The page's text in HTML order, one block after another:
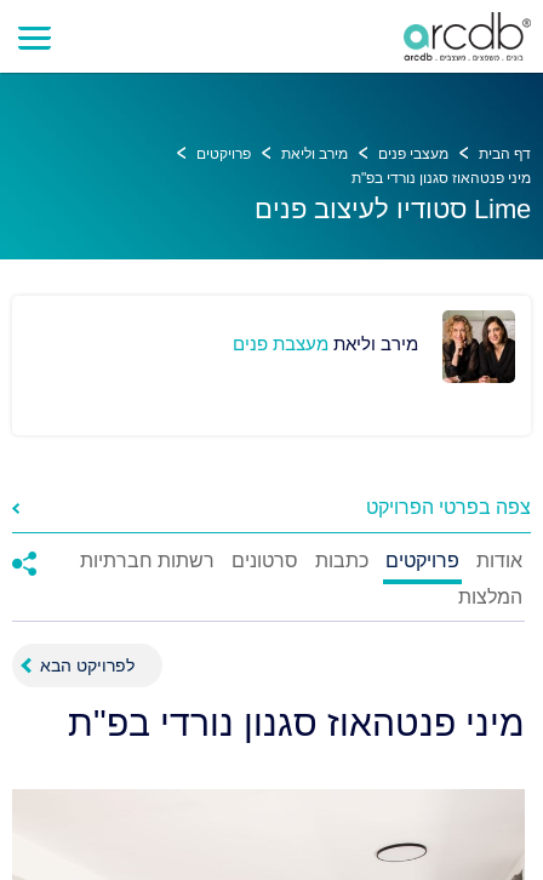
דף הבית מעצבי פנים מירב וליאת
פרויקטים
מיני פנטהאוז סגנון נורדי בפ"ת
Lime סטודיו לעיצוב פנים
מירב וליאת מעצבת פנים
צפה בפרטי הפרויקט
אודות פרויקטים כתבות סרטונים
רשתות חברתיות
המלצות
לפרויקט הבא
מיני פנטהאוז סגנון נורדי בפ"ת